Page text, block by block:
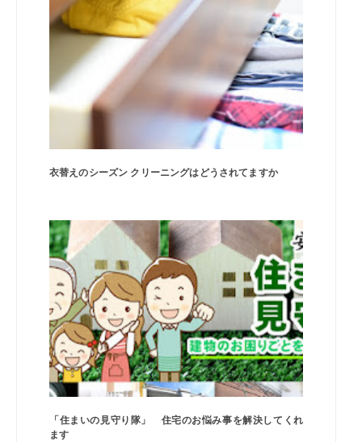
衣替えのシーズン クリーニングはどうされてますか
「住まいの見守り隊」 住宅のお悩み事を解決してくれ
ます